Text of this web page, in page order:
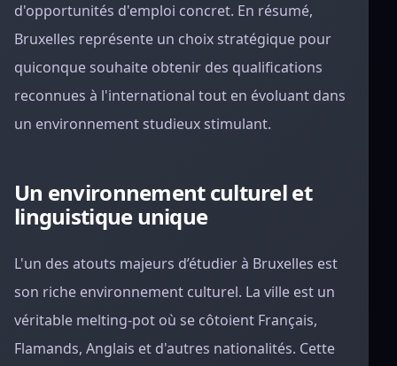
d'opportunités d'emploi concret. En résumé,
Bruxelles représente un choix stratégique pour
quiconque souhaite obtenir des qualifications
reconnues à l'international tout en évoluant dans
un environnement studieux stimulant.
Un environnement culturel et
linguistique unique
L'un des atouts majeurs d’étudier à Bruxelles est
son riche environnement culturel. La ville est un
véritable melting-pot où se côtoient Français,
Flamands, Anglais et d'autres nationalités. Cette